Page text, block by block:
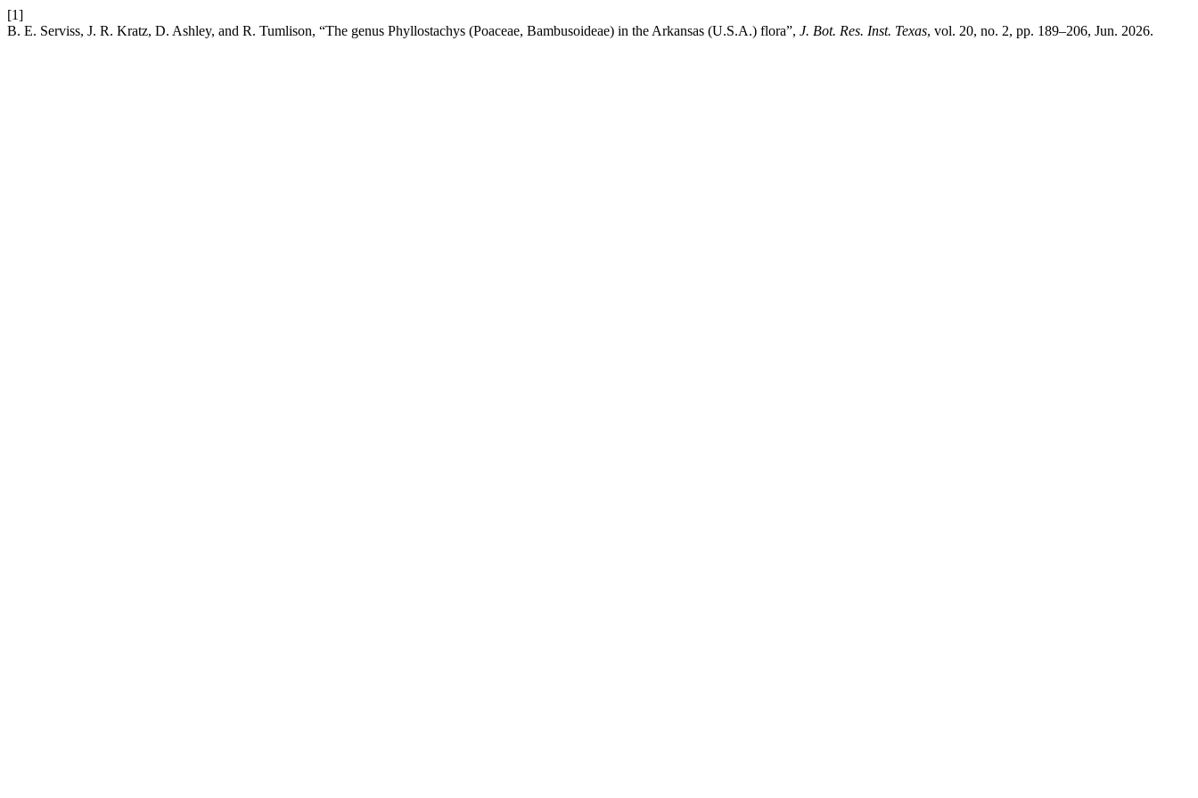
[1]
B. E. Serviss, J. R. Kratz, D. Ashley, and R. Tumlison, “The genus Phyllostachys (Poaceae, Bambusoideae) in the Arkansas (U.S.A.) flora”, J. Bot. Res. Inst. Texas, vol. 20, no. 2, pp. 189–206, Jun. 2026.